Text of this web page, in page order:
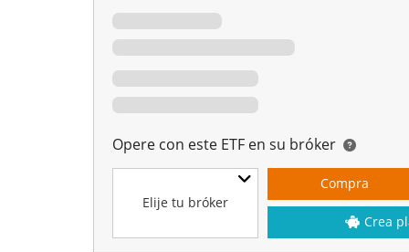
Opere con este ETF en su bróker
Elije tu bróker
Compra
Crea